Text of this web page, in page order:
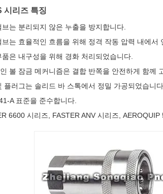
시리즈 특징
브는 분리되지 않은 누출을 방지합니다.
브는 효율적인 흐름을 위해 정격 작동 압력 내에서
품은 내구성을 위해 경화 처리되었습니다.
볼 잠금 메커니즘은 결합 반쪽을 안전하게 함께
플러그는 솔리드 바 스톡에서 정밀 가공되었습니다.
A 표준을 준수합니다.
6600 시리즈, FASTER ANV 시리즈,